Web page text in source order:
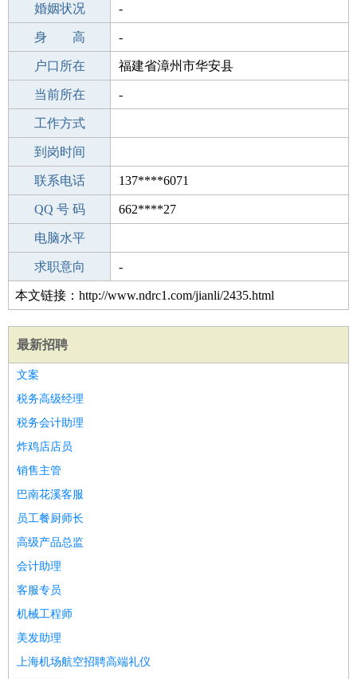
出生年月 2003-05-27
婚姻状况 -
学 历 职校/技校
身 高 -
毕业学校 职校/技校
户口所在 福建省漳州市华安县
所学专业 -
当前所在 -
工作经验
工作方式
驾 照
到岗时间
期望月薪
联系电话 137****6071
手机号码 137****6071
QQ 号 码 662****27
微信号码
电脑水平
外语水平
求职意向 -
本文链接：http://www.ndrc1.com/jianli/2435.html
最新招聘
文案
税务高级经理
税务会计助理
炸鸡店店员
销售主管
巴南花溪客服
员工餐厨师长
高级产品总监
会计助理
客服专员
机械工程师
美发助理
上海机场航空招聘高端礼仪